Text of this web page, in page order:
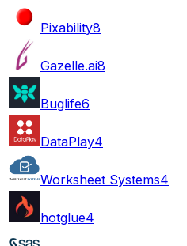
Pixability8
Gazelle.ai8
Buglife6
DataPlay4
Worksheet Systems4
hotglue4